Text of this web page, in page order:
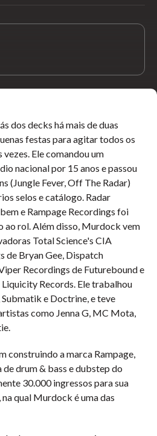
dos decks há mais de duas
festas para agitar todos os
Ele comandou um
nacional por 15 anos e passou
(Jungle Fever, Off The Radar)
selos e catálogo. Radar
e Rampage Recordings foi
ao rol. Além disso, Murdock vem
Total Science's CIA
de Bryan Gee, Dispatch
Recordings de Futurebound e
Records. Ele trabalhou
e Doctrine, e teve
como Jenna G, MC Mota,
construindo a marca Rampage,
drum & bass e dubstep do
30.000 ingressos para sua
qual Murdock é uma das